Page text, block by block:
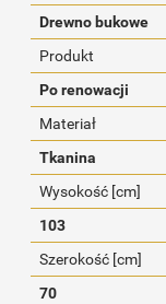
Drewno bukowe
Produkt
Po renowacji
Materiał
Tkanina
Wysokość [cm]
103
Szerokość [cm]
70